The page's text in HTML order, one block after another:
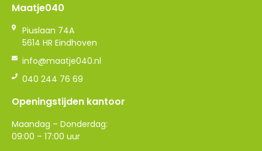
Maatje040
Piuslaan 74A
5614 HR Eindhoven
info@maatje040.nl
040 244 76 69
Openingstijden kantoor
Maandag – Donderdag:
09:00 – 17:00 uur